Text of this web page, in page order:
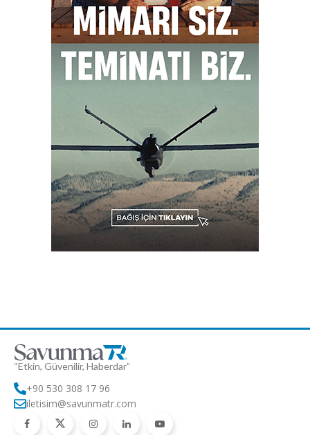
“Etkin, Güvenilir, Haberdar”
+90 530 308 17 96
iletisim@savunmatr.com